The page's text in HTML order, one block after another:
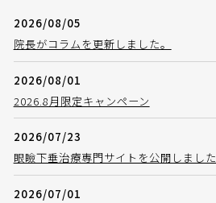
2026/08/05
院長がコラムを更新しました。
2026/08/01
2026.8月限定キャンペーン
2026/07/23
眼瞼下垂治療専門サイトを公開しました
2026/07/01